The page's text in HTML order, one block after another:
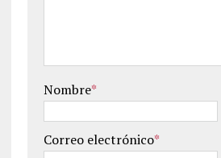
Nombre*
Correo electrónico*